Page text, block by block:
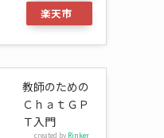
楽天市
教師のための
ＣｈａｔＧＰ
Ｔ入門
created by Rinker